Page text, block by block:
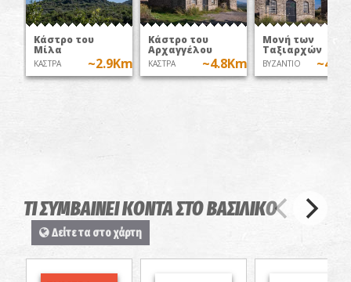
Κάστρο του
Μίλα
ΚΑΣΤΡΑ ~2.9Km
Κάστρο του
Αρχαγγέλου
ΚΑΣΤΡΑ ~4.8Km
Μονή των
Ταξιαρχών
ΒΥΖΑΝΤΙΟ
ΤΙ ΣΥΜΒΑΙΝΕΙ ΚΟΝΤΑ ΣΤΟ ΒΑΣΙΛΙΚΟ
Δείτε τα στο χάρτη